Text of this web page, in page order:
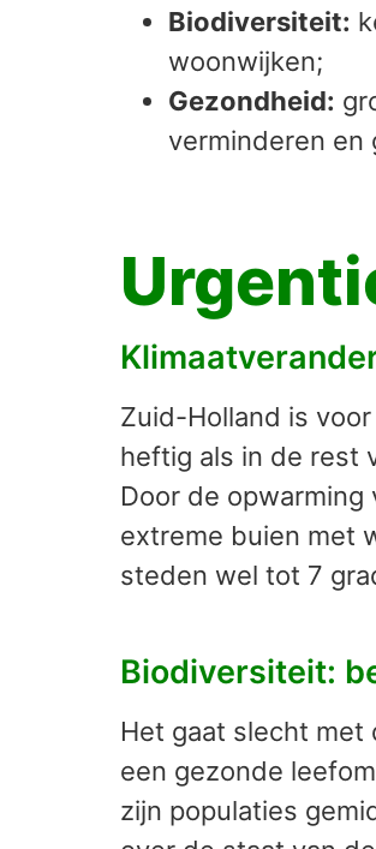
Biodiversiteit:
woonwijken;
Gezondheid:
verminderen en
Zuid-Holland is
heftig als in de rest
Door de
extreme buien met
steden wel tot 7
Biodiversiteit:
Het gaat slecht
een gezonde
zijn populaties